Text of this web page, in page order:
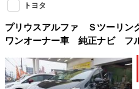
トヨタ
プリウスアルファ Ｓツーリ
ワンオーナー車 純正ナビ フ
ゥース ＥＴＣ ステアリング
トキー ＬＥＤオートライト